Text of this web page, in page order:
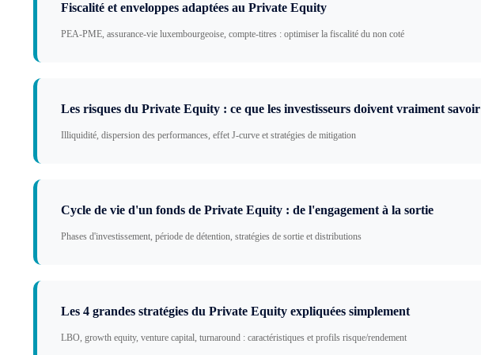
Fiscalité et enveloppes adaptées au Private Equity
PEA-PME, assurance-vie luxembourgeoise, compte-titres : optimiser la fiscalité du non coté
Les risques du Private Equity : ce que les investisseurs doivent vraiment savoir
Illiquidité, dispersion des performances, effet J-curve et stratégies de mitigation
Cycle de vie d'un fonds de Private Equity : de l'engagement à la sortie
Phases d'investissement, période de détention, stratégies de sortie et distributions
Les 4 grandes stratégies du Private Equity expliquées simplement
LBO, growth equity, venture capital, turnaround : caractéristiques et profils risque/rendement